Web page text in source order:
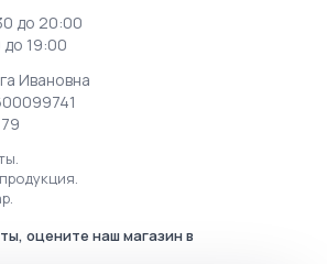
до 20:00
до 19:00
Ивановна
оцените наш магазин в